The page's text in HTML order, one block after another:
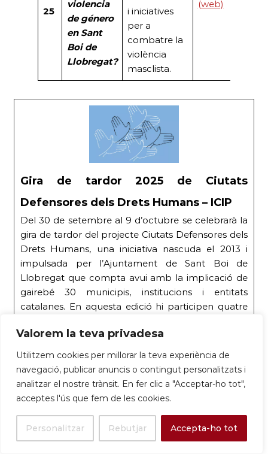
Valorem la teva privadesa
Utilitzem cookies per millorar la teva experiència de
navegació, publicar anuncis o contingut personalitzats i
analitzar el nostre trànsit. En fer clic a "Acceptar-ho tot",
acceptes l'ús que fem de les cookies.
Personalitzar Rebutjar Accepta-ho tot
25
violencia
de género
en Sant
Boi de
Llobregat?
i iniciatives
per a
combatre la
violència
masclista.
(web)
Gira de tardor 2025 de Ciutats
Defensores dels Drets Humans – ICIP
Del 30 de setembre al 9 d’octubre se celebrarà la
gira de tardor del projecte Ciutats Defensores dels
Drets Humans, una iniciativa nascuda el 2013 i
impulsada per l’Ajuntament de Sant Boi de
Llobregat que compta avui amb la implicació de
gairebé 30 municipis, institucions i entitats
catalanes. En aquesta edició hi participen quatre
21-
8-
Gira de
tardor
2025 de
Ciutats
Sant Boi de
Llobregat, un
dels municipis
implicats en
aquesta
iniciativa,
acollirà la gira
ICIP